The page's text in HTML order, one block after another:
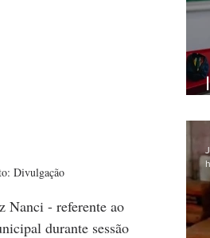
Divulgação
Nanci - referente ao
durante sessão